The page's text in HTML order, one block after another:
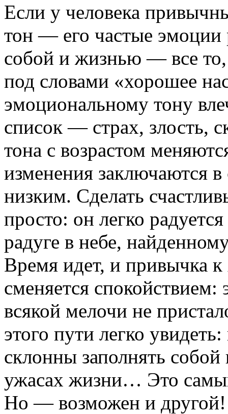
Если у человека
тон — его частые эмоции
собой и жизнью — все
под словами «хорошее
эмоциональному тону
список — страх, злость,
тона с возрастом
изменения заключаются
низким. Сделать
просто: он легко
радуге в небе,
Время идет, и привычка
сменяется спокойствием:
всякой мелочи не
этого пути легко
склонны заполнять
ужасах жизни… Это
Но — возможен и другой!